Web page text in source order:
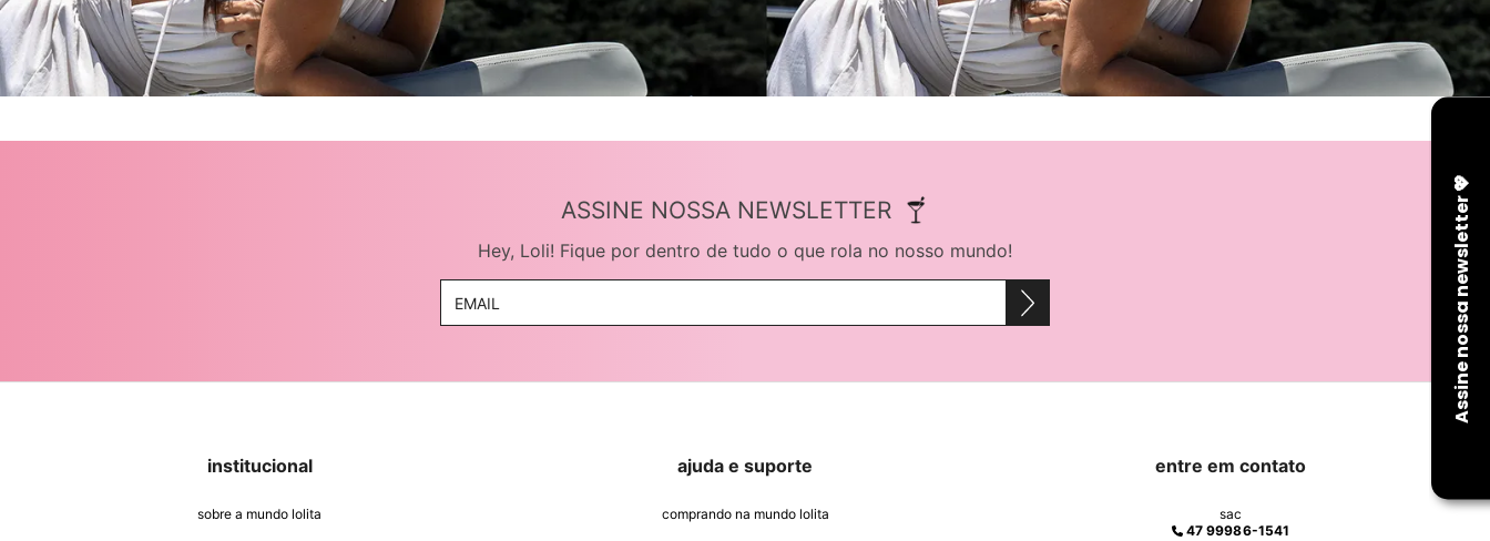
casacos e jaquetas
jeans
all black
ASSINE NOSSA NEWSLETTER
Hey, Loli! Fique por dentro de tudo o que rola no nosso mundo!
institucional
sobre a mundo lolita
ajuda e suporte
comprando na mundo lolita
entre em contato
sac
47 99986-1541